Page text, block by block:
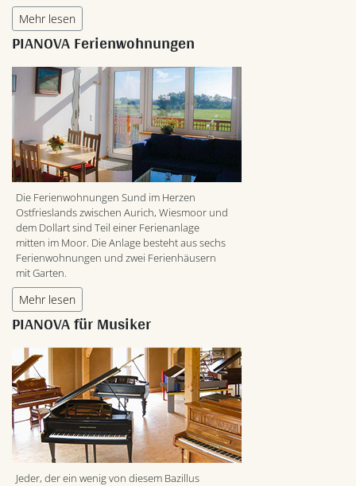
Mehr lesen
PIANOVA Ferienwohnungen
Die Ferienwohnungen Sund im Herzen
Ostfrieslands zwischen Aurich, Wiesmoor und
dem Dollart sind Teil einer Ferienanlage
mitten im Moor. Die Anlage besteht aus sechs
Ferienwohnungen und zwei Ferienhäusern
mit Garten.
Mehr lesen
PIANOVA für Musiker
Jeder, der ein wenig von diesem Bazillus